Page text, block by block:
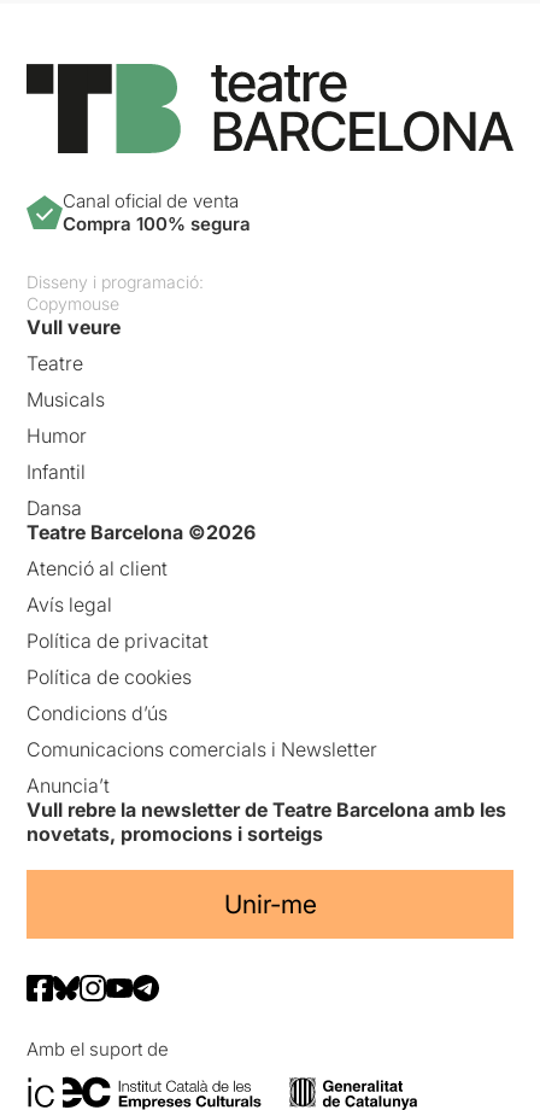
Canal oficial de venta
Compra 100% segura
Disseny i programació:
Copymouse
Vull veure
Teatre
Musicals
Humor
Infantil
Dansa
Teatre Barcelona ©2026
Atenció al client
Avís legal
Política de privacitat
Política de cookies
Condicions d’ús
Comunicacions comercials i Newsletter
Anuncia’t
Vull rebre la newsletter de Teatre Barcelona amb les
novetats, promocions i sorteigs
Unir-me
Amb el suport de